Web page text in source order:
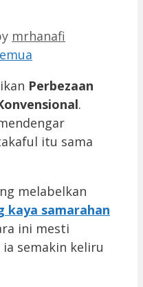
mrhanafi
Perbezaan
.
itu sama
melabelkan
kaya samarahan
ini mesti
semakin keliru